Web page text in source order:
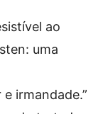
ao
uma
irmandade.”